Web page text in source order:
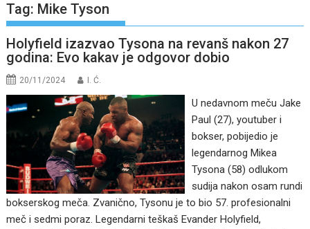
Tag: Mike Tyson
Holyfield izazvao Tysona na revanš nakon 27
godina: Evo kakav je odgovor dobio
20/11/2024 I. Ć.
U nedavnom meču Jake
Paul (27), youtuber i
bokser, pobijedio je
legendarnog Mikea
Tysona (58) odlukom
sudija nakon osam rundi
bokserskog meča. Zvanično, Tysonu je to bio 57. profesionalni
meč i sedmi poraz. Legendarni teškaš Evander Holyfield,